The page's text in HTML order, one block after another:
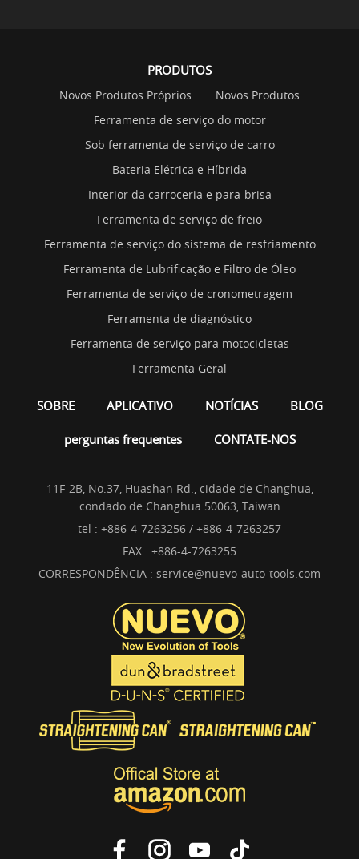
PRODUTOS
Novos Produtos Próprios
Novos Produtos
Ferramenta de serviço do motor
Sob ferramenta de serviço de carro
Bateria Elétrica e Híbrida
Interior da carroceria e para-brisa
Ferramenta de serviço de freio
Ferramenta de serviço do sistema de resfriamento
Ferramenta de Lubrificação e Filtro de Óleo
Ferramenta de serviço de cronometragem
Ferramenta de diagnóstico
Ferramenta de serviço para motocicletas
Ferramenta Geral
SOBRE APLICATIVO NOTÍCIAS BLOG
perguntas frequentes CONTATE-NOS
11F-2B, No.37, Huashan Rd., cidade de Changhua,
condado de Changhua 50063, Taiwan
tel : +886-4-7263256 / +886-4-7263257
FAX : +886-4-7263255
CORRESPONDÊNCIA : service@nuevo-auto-tools.com